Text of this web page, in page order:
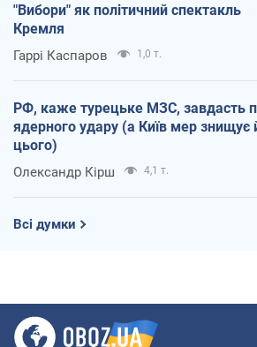
"Вибори" як політичний спектакль
Кремля
Гаррі Каспаров 1,0 т.
РФ, каже турецьке МЗС, завдасть
ядерного удару (а Київ мер знищує
цього)
Олександр Кірш 4,1 т.
Всі думки